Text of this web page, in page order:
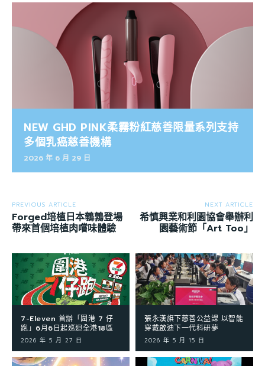
NEW GHD PINK柔霧粉紅慈善限量系列支持
多個乳癌慈善機構
2026 年 6 月 29 日
PREVIOUS ARTICLE
Forged培植日本鵪鶉登場
帶來首個培植肉嚐味體驗
NEXT ARTICLE
希慎興業和利園協會舉辦利
園藝術節「Art Too」
7-Eleven 首辦「圍港 7 仔
跑」6月6日起巡迴全港18區
2026 年 5 月 27 日
張永漢旗下慈善公益課 以智能
穿戴啟迪下一代科研夢
2026 年 5 月 15 日